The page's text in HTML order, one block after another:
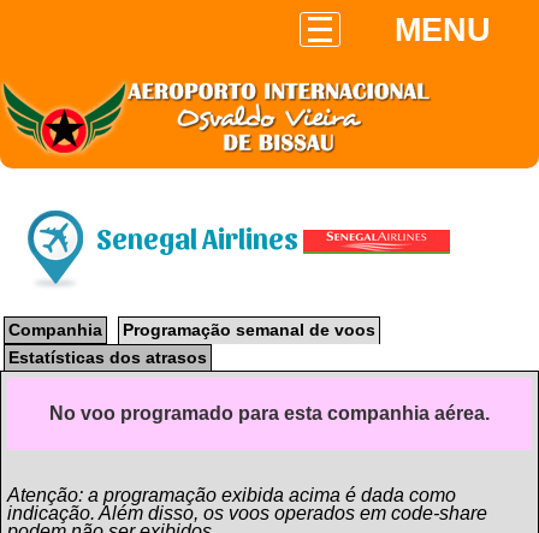
MENU
Senegal Airlines
Companhia
Programação semanal de voos
Estatísticas dos atrasos
No voo programado para esta companhia aérea.
Atenção: a programação exibida acima é dada como
indicação. Além disso, os voos operados em code-share